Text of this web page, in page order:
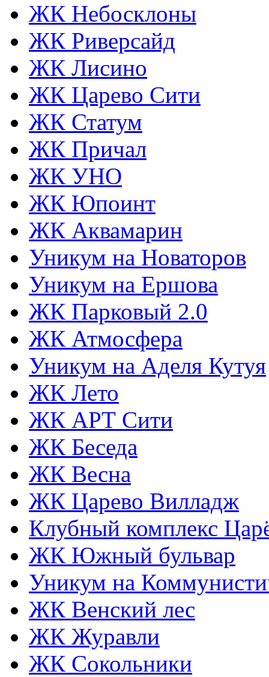
ЖК Небосклоны
ЖК Риверсайд
ЖК Лисино
ЖК Царево Сити
ЖК Статум
ЖК Причал
ЖК УНО
ЖК Юпоинт
ЖК Аквамарин
Уникум на Новаторов
Уникум на Ершова
ЖК Парковый 2.0
ЖК Атмосфера
Уникум на Аделя Кутуя
ЖК Лето
ЖК АРТ Сити
ЖК Беседа
ЖК Весна
ЖК Царево Вилладж
Клубный комплекс
ЖК Южный бульвар
Уникум на
ЖК Венский лес
ЖК Журавли
ЖК Сокольники